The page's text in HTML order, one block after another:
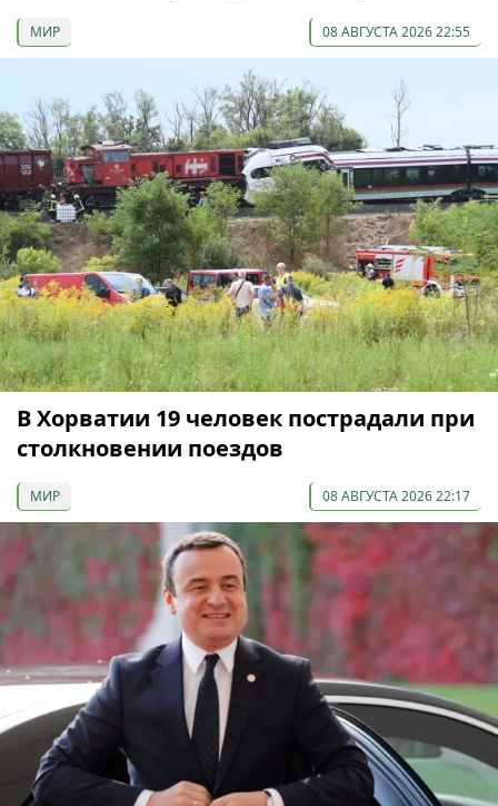
МИР 08 АВГУСТА 2026 22:55
В Хорватии 19 человек пострадали при
столкновении поездов
МИР 08 АВГУСТА 2026 22:17